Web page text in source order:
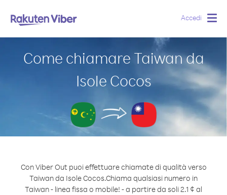
Accedi
Come chiamare Taiwan da
Isole Cocos
Con Viber Out puoi effettuare chiamate di qualità verso
Taiwan da Isole Cocos.Chiama qualsiasi numero in
Taiwan - linea fissa o mobile! - a partire da soli 2.1 ¢ al